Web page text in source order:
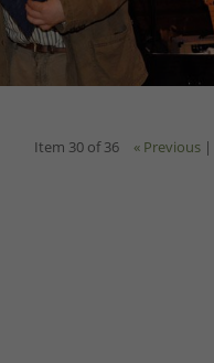
Item 30 of 36 « Previous |